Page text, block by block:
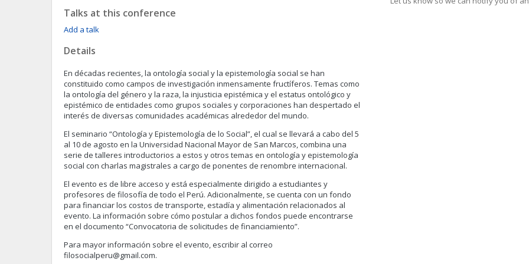
Talks at this conference
Add a talk
Details
En décadas recientes, la ontología social y la epistemología social se han
constituido como campos de investigación inmensamente fructíferos. Temas como
la ontología del género y la raza, la injusticia epistémica y el estatus ontológico y
epistémico de entidades como grupos sociales y corporaciones han despertado el
interés de diversas comunidades académicas alrededor del mundo.
El seminario “Ontología y Epistemología de lo Social”, el cual se llevará a cabo del 5
al 10 de agosto en la Universidad Nacional Mayor de San Marcos, combina una
serie de talleres introductorios a estos y otros temas en ontología y epistemología
social con charlas magistrales a cargo de ponentes de renombre internacional.
El evento es de libre acceso y está especialmente dirigido a estudiantes y
profesores de filosofía de todo el Perú. Adicionalmente, se cuenta con un fondo
para financiar los costos de transporte, estadía y alimentación relacionados al
evento. La información sobre cómo postular a dichos fondos puede encontrarse
en el documento “Convocatoria de solicitudes de financiamiento”.
Para mayor información sobre el evento, escribir al correo
filosocialperu@gmail.com.